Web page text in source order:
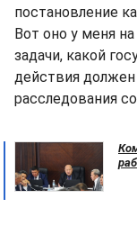
постановление
Вот оно у меня
задачи, какой
действия
расследования